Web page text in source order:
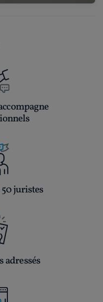
juristes
adressés